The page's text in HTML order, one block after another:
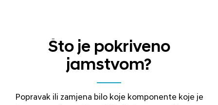
Što je pokriveno
jamstvom?
Popravak ili zamjena bilo koje komponente koje je